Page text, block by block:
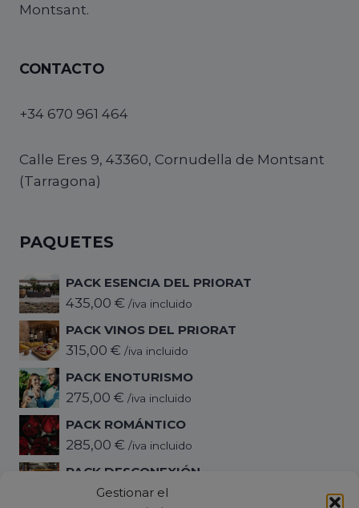
Gestionar el
Montsant.
CONTACTO
+34 670 961 464
Calle Eres 9, 43360, Cornudella de Montsant
(Tarragona)
PAQUETES
PACK ESENCIA DEL PRIORAT
435,00 € /iva incluido
PACK VINOS DEL PRIORAT
315,00 € /iva incluido
PACK ENOTURISMO
275,00 € /iva incluido
PACK ROMÁNTICO
285,00 € /iva incluido
PACK DESCONEXIÓN
345,00€ /iva incluido